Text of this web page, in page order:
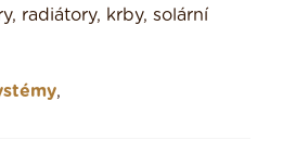
radiátory, krby, solární
,